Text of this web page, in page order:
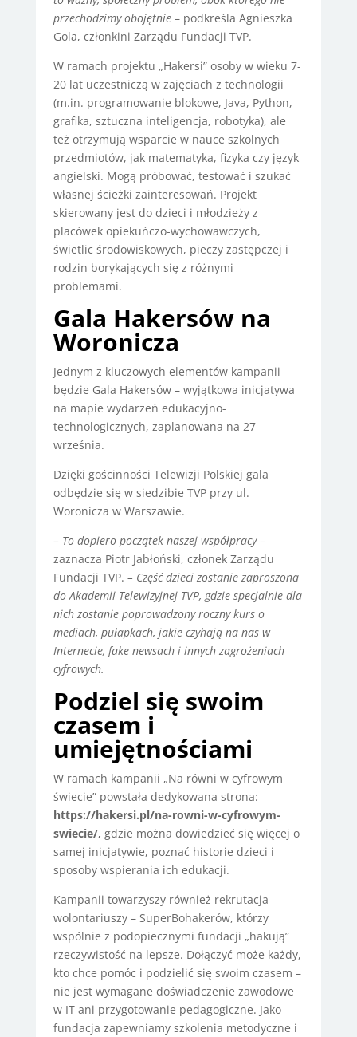
przechodzimy obojętnie – podkreśla Agnieszka
Gola, członkini Zarządu Fundacji TVP.
W ramach projektu „Hakersi” osoby w wieku 7-
20 lat uczestniczą w zajęciach z technologii
(m.in. programowanie blokowe, Java, Python,
grafika, sztuczna inteligencja, robotyka), ale
też otrzymują wsparcie w nauce szkolnych
przedmiotów, jak matematyka, fizyka czy język
angielski. Mogą próbować, testować i szukać
własnej ścieżki zainteresowań. Projekt
skierowany jest do dzieci i młodzieży z
placówek opiekuńczo-wychowawczych,
świetlic środowiskowych, pieczy zastępczej i
rodzin borykających się z różnymi
problemami.
Gala Hakersów na
Woronicza
Jednym z kluczowych elementów kampanii
będzie Gala Hakersów – wyjątkowa inicjatywa
na mapie wydarzeń edukacyjno-
technologicznych, zaplanowana na 27
września.
Dzięki gościnności Telewizji Polskiej gala
odbędzie się w siedzibie TVP przy ul.
Woronicza w Warszawie.
– To dopiero początek naszej współpracy–
zaznacza Piotr Jabłoński, członek Zarządu
Fundacji TVP.– Część dzieci zostanie zaproszona
do Akademii Telewizyjnej TVP, gdzie specjalnie dla
nich zostanie poprowadzony roczny kurs o
mediach, pułapkach, jakie czyhają na nas w
Internecie, fake newsach i innych zagrożeniach
cyfrowych.
Podziel się swoim
czasem i
umiejętnościami
W ramach kampanii „Na równi w cyfrowym
świecie” powstała dedykowana strona:
https://hakersi.pl/na-rowni-w-cyfrowym-
swiecie/, gdzie można dowiedzieć się więcej o
samej inicjatywie, poznać historie dzieci i
sposoby wspierania ich edukacji.
Kampanii towarzyszy również rekrutacja
wolontariuszy – SuperBohakerów, którzy
wspólnie z podopiecznymi fundacji „hakują”
rzeczywistość na lepsze. Dołączyć może każdy,
kto chce pomóc i podzielić się swoim czasem –
nie jest wymagane doświadczenie zawodowe
w IT ani przygotowanie pedagogiczne. Jako
fundacja zapewniamy szkolenia metodyczne i